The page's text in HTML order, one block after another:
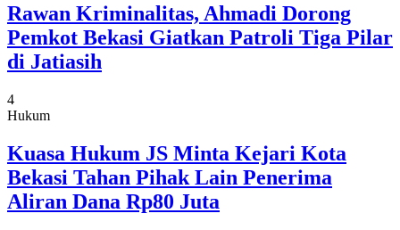
Rawan Kriminalitas, Ahmadi Dorong
Pemkot Bekasi Giatkan Patroli Tiga Pilar
di Jatiasih
4
Hukum
Kuasa Hukum JS Minta Kejari Kota
Bekasi Tahan Pihak Lain Penerima
Aliran Dana Rp80 Juta